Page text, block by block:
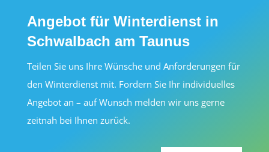
Angebot für Winterdienst in
Schwalbach am Taunus
Teilen Sie uns Ihre Wünsche und Anforderungen für
den Winterdienst mit. Fordern Sie Ihr individuelles
Angebot an – auf Wunsch melden wir uns gerne
zeitnah bei Ihnen zurück.